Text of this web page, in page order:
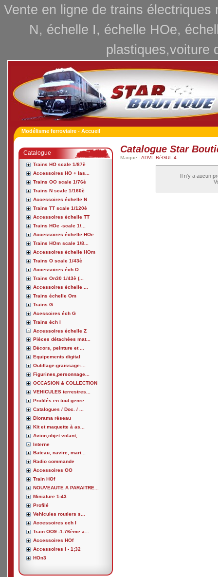
Vente en ligne de trains
N, échelle I, échelle HOe,
plastiques,voiture
Modélisme ferroviaire - Accueil
Catalogue
Trains HO scale 1/87è
Accessoires HO + las...
Trains OO scale 1/76è
Trains N scale 1/160è
Accessoires échelle N
Trains TT scale 1/120è
Accessoires échelle TT
Trains HOe -scale 1/...
Accessoires échelle HOe
Trains HOm scale 1/8...
Accessoires échelle HOm
Trains O scale 1/43è
Accessoires éch O
Trains On30 1/43è (...
Accessoires échelle ...
Trains échelle Om
Trains G
Acessoires éch G
Trains éch I
Accessoires échelle Z
Pièces détachées mat...
Décors, peinture et ...
Equipements digital
Outillage-graissage-...
Figurines,personnage...
OCCASION & COLLECTION
VEHICULES terrestres...
Profilés en tout genre
Catalogues / Doc. / ...
Diorama réseau
Kit et maquette à as...
Avion,objet volant, ...
Interne
Bateau, navire, mari...
Radio commande
Accessoires OO
Train HOf
NOUVEAUTE A PARAITRE...
Miniature 1-43
Profilé
Vehicules routiers s...
Accessoires ech I
Train OO9 -1:76ème a...
Accessoires HOf
Accessoires I - 1;32
HOn3
Catalogue Star
Marque : ADVL-RéGUL 4
Il n'y a aucun